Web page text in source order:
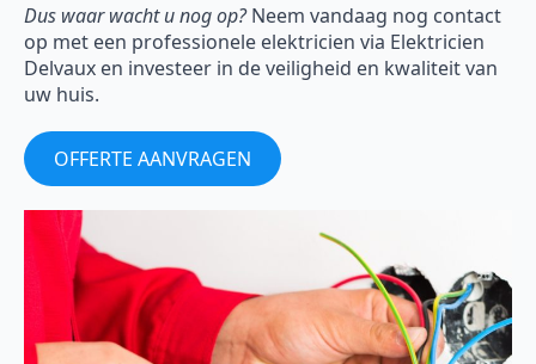
Dus waar wacht u nog op?Neem vandaag nog contact
op met een professionele elektricien via Elektricien
Delvaux en investeer in de veiligheid en kwaliteit van
uw huis.
OFFERTE AANVRAGEN